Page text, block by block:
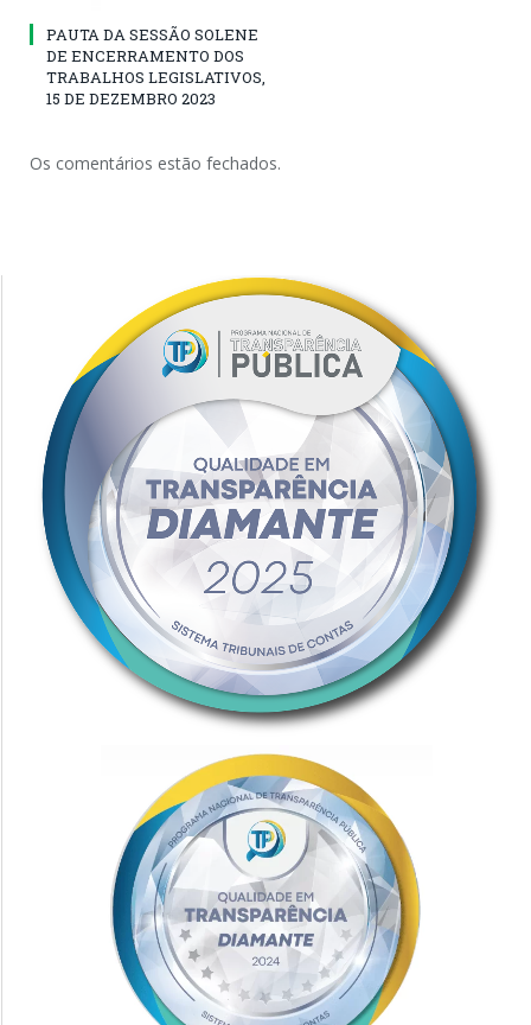
PAUTA DA SESSÃO SOLENE
DE ENCERRAMENTO DOS
TRABALHOS LEGISLATIVOS,
15 DE DEZEMBRO 2023
Os comentários estão fechados.